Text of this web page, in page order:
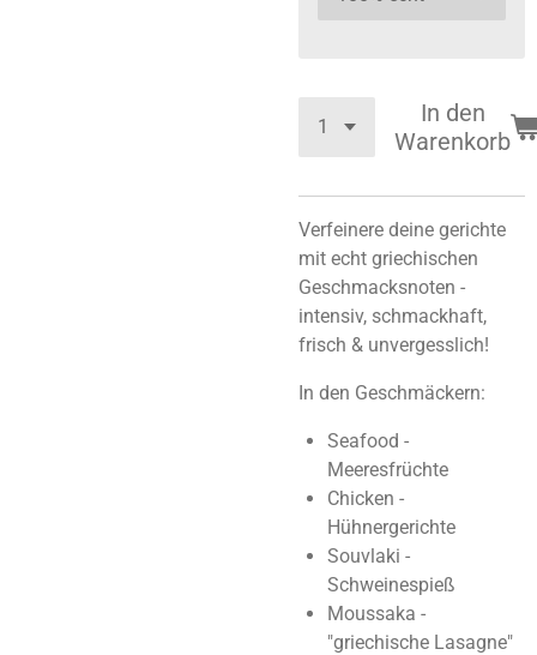
In den
Warenkorb
Verfeinere deine gerichte
mit echt griechischen
Geschmacksnoten -
intensiv, schmackhaft,
frisch & unvergesslich!
In den Geschmäckern:
Seafood -
Meeresfrüchte
Chicken -
Hühnergerichte
Souvlaki -
Schweinespieß
Moussaka -
"griechische Lasagne"